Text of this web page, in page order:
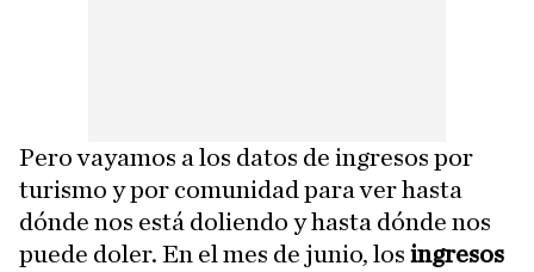
Pero vayamos a los datos de ingresos por
turismo y por comunidad para ver hasta
dónde nos está doliendo y hasta dónde nos
puede doler. En el mes de junio, los ingresos